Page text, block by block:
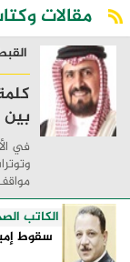
مقالات
في
الكاتب
سقوط